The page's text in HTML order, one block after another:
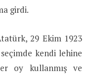
girdi.
29 Ekim 1923
kendi lehine
oy kullanmış ve